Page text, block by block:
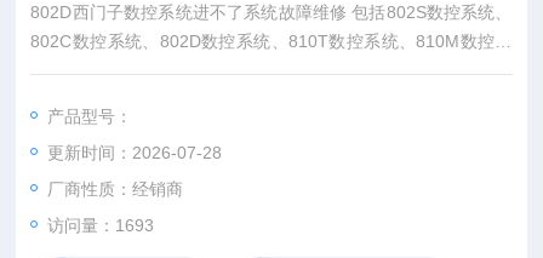
802D西门子数控系统进不了系统故障维修 包括802S数控系统、
802C数控系统、802D数控系统、810T数控系统、810M数控系
统、810D数控系统、西门子840D 数控系统维修，SINUMERIK
维修西门子PCU20、PCU50、PCU70、NCU.、6SN1118。
产品型号：
更新时间：2026-07-28
厂商性质：经销商
访问量：1693